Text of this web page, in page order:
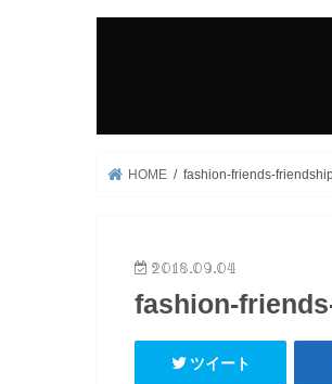
HOME fashion-friends-
2018.09.04
fashion-
ツイート